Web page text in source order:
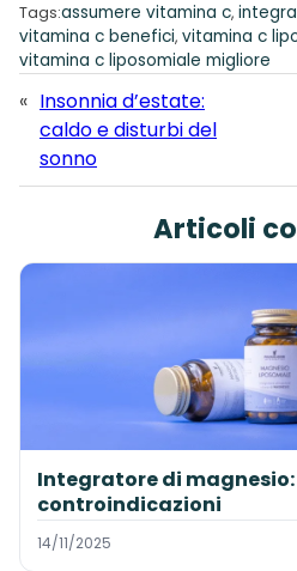
Tags:assumere vitamina c,
vitamina c benefici, vitamina c
vitamina c liposomiale migliore
« Insonnia d’estate:
caldo e disturbi del
sonno
Articoli
Integratore di
controindicazioni
14/11/2025